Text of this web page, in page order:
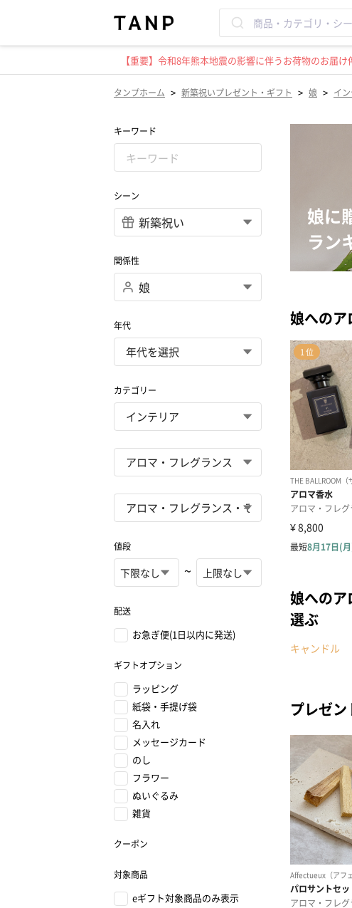
【重要】令和8年熊本地震の影響に伴うお荷物のお届
タンプホーム > 新築祝いプレゼント・ギフト > 娘 > イ
キーワード
シーン
関係性
年代
カテゴリー
値段
~
配送
お急ぎ便(1日以内に発送)
ギフトオプション
ラッピング
紙袋・手提げ袋
名入れ
メッセージカード
のし
フラワー
ぬいぐるみ
雑貨
クーポン
対象商品
eギフト対象商品のみ表示
娘に
ラン
娘へのア
娘へのア
選ぶ
キャンドル
プレゼン